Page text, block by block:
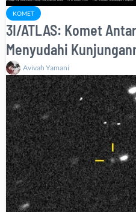
KOMET
3I/ATLAS: Komet
Menyudahi
Avivah Yamani